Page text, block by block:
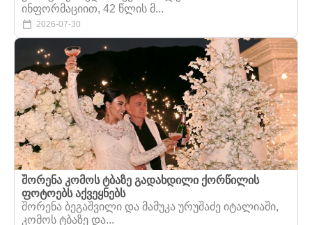
ინფორმაციით, 42 წლის მ...
2026-07-30
შორენა კომოს ტბაზე გადახდილი ქორწილის
ფოტოებს აქვეყნებს
შორენა ბეგაშვილი და მამუკა ურუშაძე იტალიაში,
კომოს ტბაზე და...